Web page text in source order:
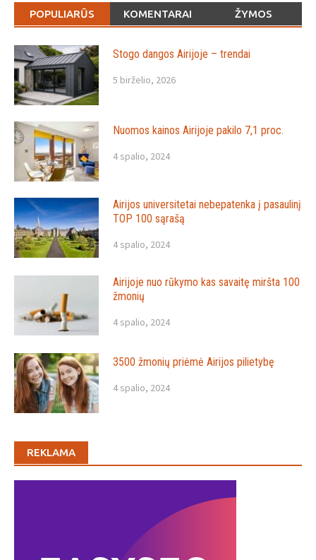
POPULIARŪS KOMENTARAI ŽYMOS
Stogo dangos Airijoje – trendai
5 birželio, 2026
Nuomos kainos Airijoje pakilo 7,1 proc.
4 spalio, 2024
Airijos universitetai nebepatenka į pasaulinį
TOP 100 sąrašą
4 spalio, 2024
Airijoje nuo rūkymo kas savaitę miršta 100
žmonių
4 spalio, 2024
3500 žmonių priėmė Airijos pilietybę
4 spalio, 2024
REKLAMA